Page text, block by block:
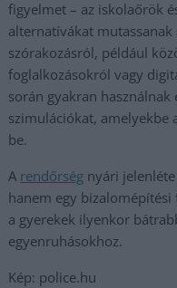
figyelmet – az iskolaőrök
alternatívákat mutassanak
szórakozásról, például
foglalkozásokról vagy
során gyakran
szimulációkat, amelyekbe
be.
A rendőrség nyári
hanem egy
a gyerekek ilyenkor
egyenruhásokhoz.
Kép: police.hu